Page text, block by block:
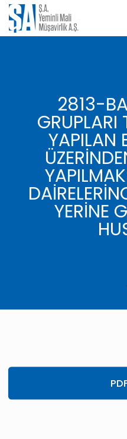
2813-
GRUPLARI
YAPILAN
YERİNE